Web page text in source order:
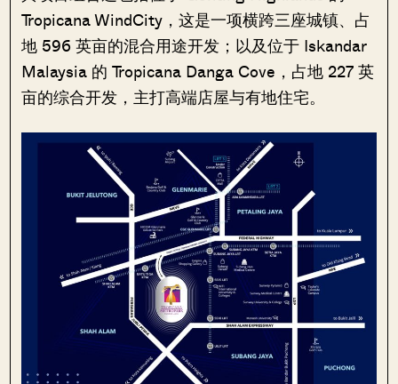
Tropicana WindCity，这是一项横跨三座城镇、占
地 596 英亩的混合用途开发；以及位于 Iskandar
Malaysia 的 Tropicana Danga Cove，占地 227 英
亩的综合开发，主打高端店屋与有地住宅。